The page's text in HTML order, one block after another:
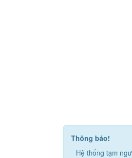
Thông báo!
Hệ thống tạm